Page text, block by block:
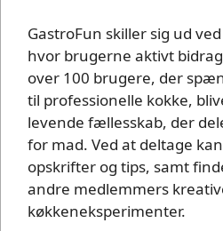
GastroFun skiller sig ud
hvor brugerne aktivt
over 100 brugere, der
til professionelle kokke,
levende fællesskab, der
for mad. Ved at deltage
opskrifter og tips, samt
andre medlemmers
køkkeneksperimenter.